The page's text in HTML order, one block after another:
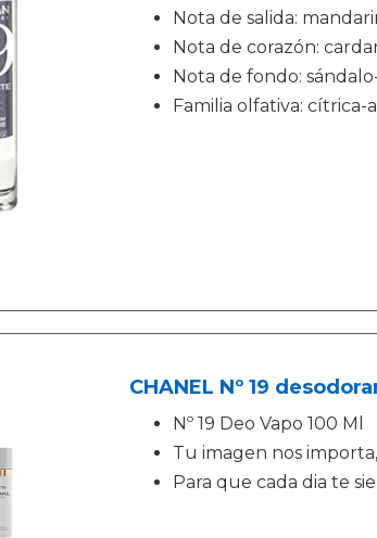
Nota de salida:
Nota de corazón:
Nota de fondo:
Familia olfativa: cítrica-
CHANEL Nº 19
Nº 19 Deo Vapo 100 Ml
Tu imagen nos
Para que cada dia te